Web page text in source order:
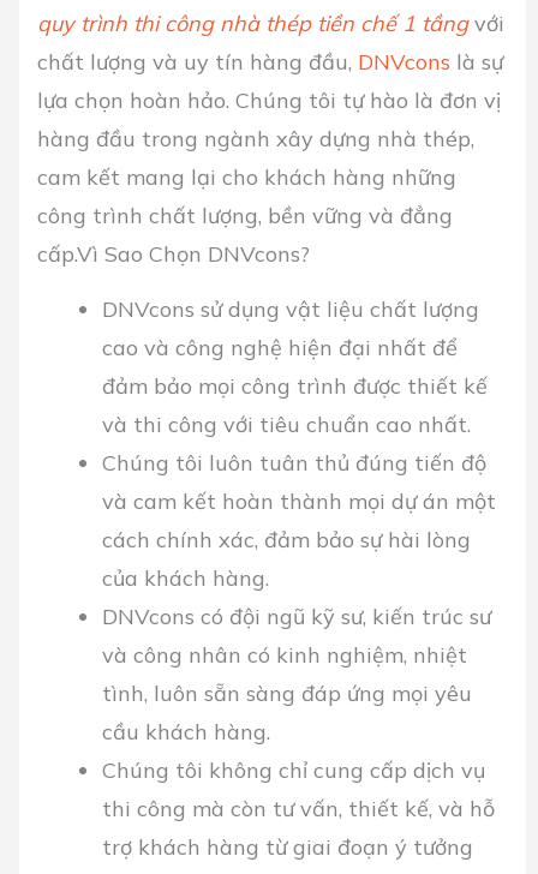
quy trình thi công nhà thép tiền chế 1 tầngvới
chất lượng và uy tín hàng đầu, DNVcons là sự
lựa chọn hoàn hảo. Chúng tôi tự hào là đơn vị
hàng đầu trong ngành xây dựng nhà thép,
cam kết mang lại cho khách hàng những
công trình chất lượng, bền vững và đẳng
cấp.Vì Sao Chọn DNVcons?
DNVcons sử dụng vật liệu chất lượng
cao và công nghệ hiện đại nhất để
đảm bảo mọi công trình được thiết kế
và thi công với tiêu chuẩn cao nhất.
Chúng tôi luôn tuân thủ đúng tiến độ
và cam kết hoàn thành mọi dự án một
cách chính xác, đảm bảo sự hài lòng
của khách hàng.
DNVcons có đội ngũ kỹ sư, kiến trúc sư
và công nhân có kinh nghiệm, nhiệt
tình, luôn sẵn sàng đáp ứng mọi yêu
cầu khách hàng.
Chúng tôi không chỉ cung cấp dịch vụ
thi công mà còn tư vấn, thiết kế, và hỗ
trợ khách hàng từ giai đoạn ý tưởng